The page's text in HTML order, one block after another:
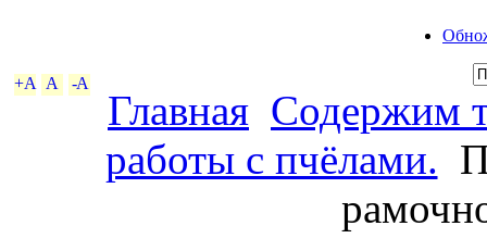
+A A -A
Главная Содержим
работы с пчёлами.